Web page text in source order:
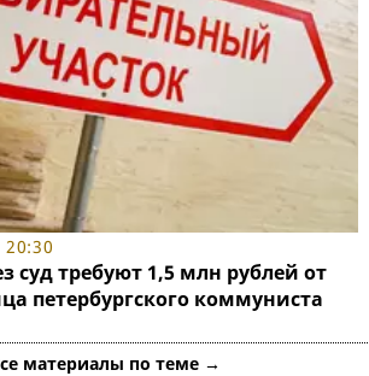
суд требуют 1,5 млн рублей от
петербургского коммуниста
материалы по теме →